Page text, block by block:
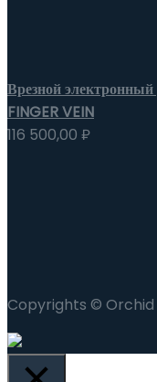
Врезной
FINGER VEIN
116 500,00 ₽
Copyrights ©